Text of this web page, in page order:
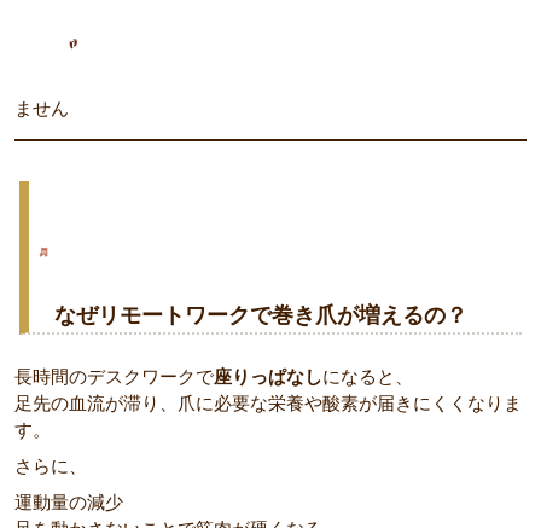
ません
なぜリモートワークで巻き爪が増えるの？
長時間のデスクワークで座りっぱなしになると、
足先の血流が滞り、爪に必要な栄養や酸素が届きにくくなりま
す。
さらに、
運動量の減少